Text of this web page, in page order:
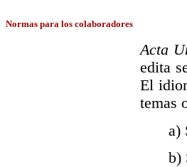
Normas para los colaboradores
Acta
edita
El
temas
a)
b)